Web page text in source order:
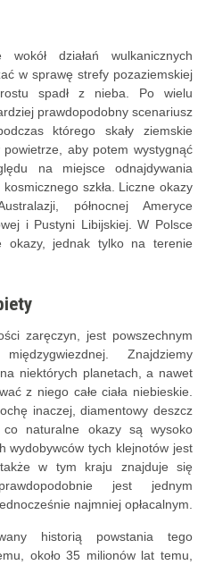
działań wulkanicznych
w sprawę strefy pozaziemskiej
spadł z nieba. Po wielu
prawdopodobny scenariusz
którego skały ziemskie
aby potem wystygnąć
na miejsce odnajdywania
szkła. Liczne okazy
północnej Ameryce
i Pustyni Libijskiej. W Polsce
okazy, jednak tylko na terenie
zaręczyn, jest powszechnym
Znajdziemy
niektórych planetach, a nawet
z niego całe ciała niebieskie.
inaczej, diamentowy deszcz
naturalne okazy są wysoko
wydobywców tych klejnotów jest
w tym kraju znajduje się
jest jednym
najmniej opłacalnym.
historią powstania tego
około 35 milionów lat temu,